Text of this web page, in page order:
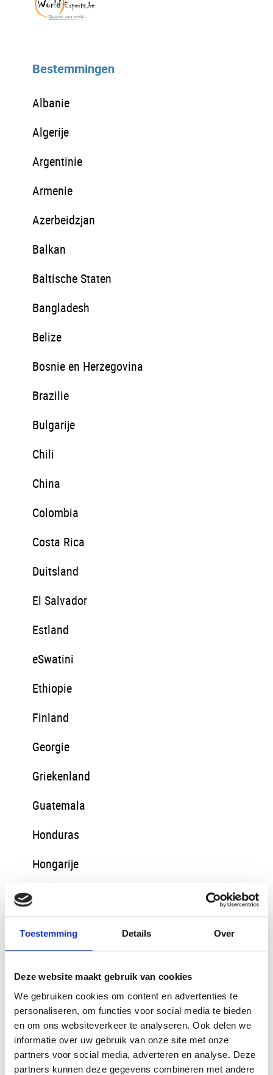
Toestemming Details Over
Deze website maakt gebruik van cookies
We gebruiken cookies om content en advertenties te
personaliseren, om functies voor social media te bieden
en om ons websiteverkeer te analyseren. Ook delen we
informatie over uw gebruik van onze site met onze
partners voor social media, adverteren en analyse. Deze
partners kunnen deze gegevens combineren met andere
Bestemmingen
Albanie
Algerije
Argentinie
Armenie
Azerbeidzjan
Balkan
Baltische Staten
Bangladesh
Belize
Bosnie en Herzegovina
Brazilie
Bulgarije
Chili
China
Colombia
Costa Rica
Duitsland
El Salvador
Estland
eSwatini
Ethiopie
Finland
Georgie
Griekenland
Guatemala
Honduras
Hongarije
IJsland
India
Irak
Iran
Italie
Jordanië
Kazachstan